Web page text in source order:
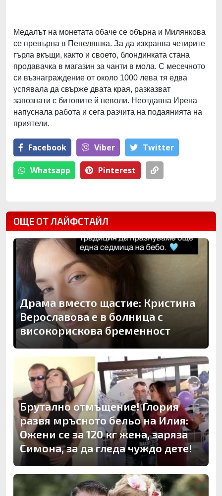
Медалът на монетата обаче се обърна и Милянкова
се превърна в Пепеляшка. За да изхранва четирите
гърла вкъщи, както и своето, блондинката стана
продавачка в магазин за чанти в мола. С месечното
си възнаграждение от около 1000 лева тя едва
успявала да свърже двата края, разказват
запознати с битовите й неволи. Неотдавна Ирена
напуснала работа и сега разчита на подаянията на
приятели.
Facebook Viber Тwitter
Whatsapp Pinterest
ОЩЕ ОТ ЛАЙФСТАЙЛ
Драма вместо щастие: Кристина
Верославова е в болница с
високорискова бременност
Брутално отмъщение! Глория
развя мръсното бельо на Илия:
Ожени се за 120 кг жена, заряза
Симона, за да гледа чуждо дете!